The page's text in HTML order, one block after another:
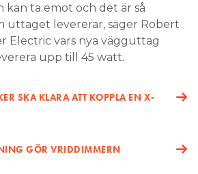
kan ta emot och det är så
uttaget levererar, säger Robert
Electric vars nya vägguttag
upp till 45 watt.
SKA KLARA ATT KOPPLA EN X-
GÖR VRIDDIMMERN